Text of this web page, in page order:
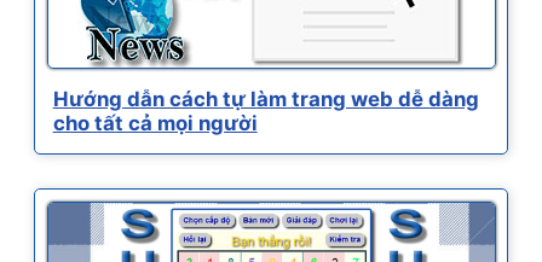
Hướng dẫn cách tự làm trang web dễ dàng
cho tất cả mọi người